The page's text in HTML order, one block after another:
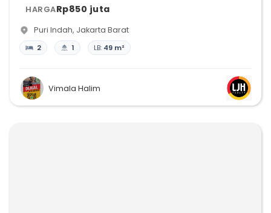
HARGARp850 juta
Puri Indah, Jakarta Barat
2 1 LB: 49 m²
Vimala Halim